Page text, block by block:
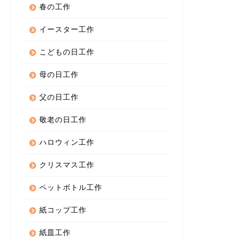
春の工作
イースター工作
こどもの日工作
母の日工作
父の日工作
敬老の日工作
ハロウィン工作
クリスマス工作
ペットボトル工作
紙コップ工作
紙皿工作